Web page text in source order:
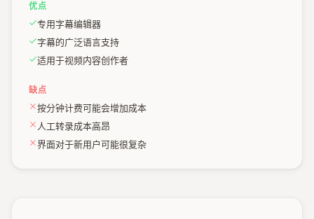
优点
专用字幕编辑器
字幕的广泛语言支持
适用于视频内容创作者
缺点
按分钟计费可能会增加成本
人工转录成本高昂
界面对于新用户可能很复杂